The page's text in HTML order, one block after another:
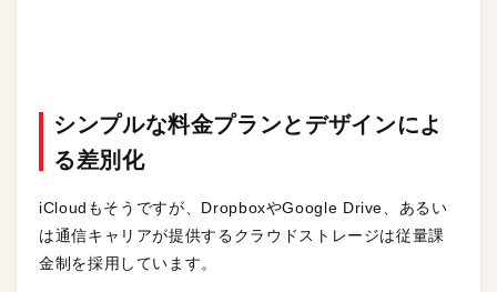
シンプルな料金プランとデザインによ
る差別化
iCloudもそうですが、DropboxやGoogle Drive、あるい
は通信キャリアが提供するクラウドストレージは従量課
金制を採用しています。